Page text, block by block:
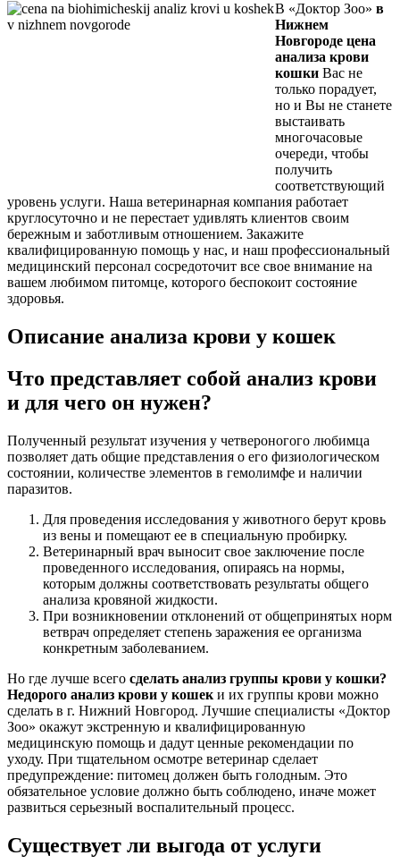
В «Доктор Зоо» в
Нижнем
Новгороде цена
анализа крови
кошки Вас не
только порадует,
но и Вы не станете
выстаивать
многочасовые
очереди, чтобы
получить
соответствующий
уровень услуги. Наша ветеринарная компания работает
круглосуточно и не перестает удивлять клиентов своим
бережным и заботливым отношением. Закажите
квалифицированную помощь у нас, и наш профессиональный
медицинский персонал сосредоточит все свое внимание на
вашем любимом питомце, которого беспокоит состояние
здоровья.
Описание анализа крови у кошек
Что представляет собой анализ крови
и для чего он нужен?
Полученный результат изучения у четвероногого любимца
позволяет дать общие представления о его физиологическом
состоянии, количестве элементов в гемолимфе и наличии
паразитов.
Для проведения исследования у животного берут кровь
из вены и помещают ее в специальную пробирку.
Ветеринарный врач выносит свое заключение после
проведенного исследования, опираясь на нормы,
которым должны соответствовать результаты общего
анализа кровяной жидкости.
При возникновении отклонений от общепринятых норм
ветврач определяет степень заражения ее организма
конкретным заболеванием.
Но где лучше всего сделать анализ группы крови у кошки?
Недорого анализ крови у кошек и их группы крови можно
сделать в г. Нижний Новгород. Лучшие специалисты «Доктор
Зоо» окажут экстренную и квалифицированную
медицинскую помощь и дадут ценные рекомендации по
уходу. При тщательном осмотре ветеринар сделает
предупреждение: питомец должен быть голодным. Это
обязательное условие должно быть соблюдено, иначе может
развиться серьезный воспалительный процесс.
Существует ли выгода от услуги